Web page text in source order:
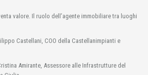
valore. Il ruolo dell’agente immobiliare tra luoghi
Castellani, COO della Castellanimpianti e
Amirante, Assessore alle Infrastrutture del